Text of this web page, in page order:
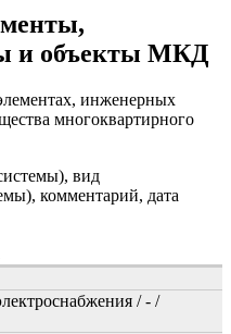
и объекты МКД
инженерных
многоквартирного
вид
комментарий, дата
/ - /